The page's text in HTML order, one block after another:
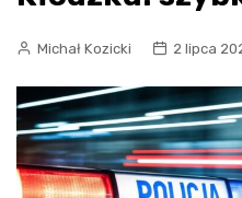
Michał Kozicki 2 lipca